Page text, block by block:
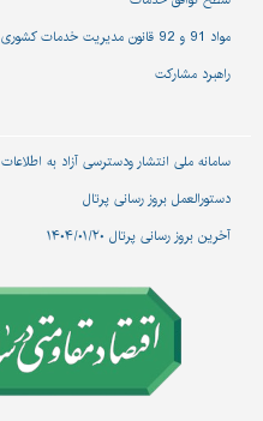
مواد 91 و 92 قانون مدیریت خدمات کشوری
راهبرد مشارکت
سامانه ملی انتشار و‌دسترسی آزاد به اطلاعات
دستورالعمل بروز رسانی پرتال
آخرین بروز رسانی پرتال ۱۴۰۴/۰۱/۲۰